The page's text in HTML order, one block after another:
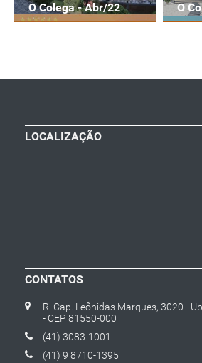
O Colega - Abr/22 O
LOCALIZAÇÃO
CONTATOS
R. Cap. Leônidas Marques, 3020 -
- CEP 81550-000
(41) 3083-1001
(41) 9 8710-1395